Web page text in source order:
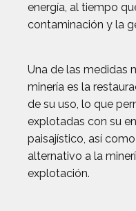
energía, al tiempo
contaminación y la
Una de las medidas
minería es la
de su uso, lo que
explotadas con su
paisajístico, así
alternativo a la
explotación.